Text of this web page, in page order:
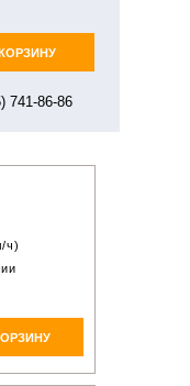
741-86-86
ч)